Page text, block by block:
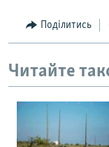
Поділитись
Читайте